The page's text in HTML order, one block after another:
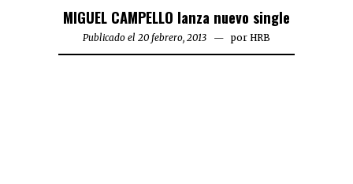
MIGUEL CAMPELLO lanza nuevo single
Publicado el 20 febrero, 2013 por HRB